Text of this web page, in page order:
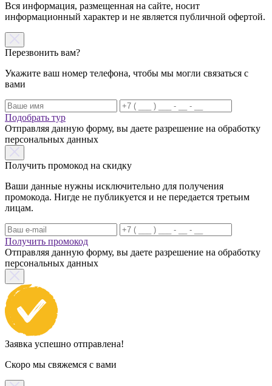
Вся информация, размещенная на сайте, носит
информационный характер и не является публичной офертой.
Перезвонить вам?
Укажите ваш номер телефона, чтобы мы могли связаться с
вами
Подобрать тур
Отправляя данную форму, вы даете разрешение на обработку
персональных данных
Получить промокод на скидку
Ваши данные нужны исключительно для получения
промокода. Нигде не публикуется и не передается третьим
лицам.
Получить промокод
Отправляя данную форму, вы даете разрешение на обработку
персональных данных
Заявка успешно отправлена!
Скоро мы свяжемся с вами